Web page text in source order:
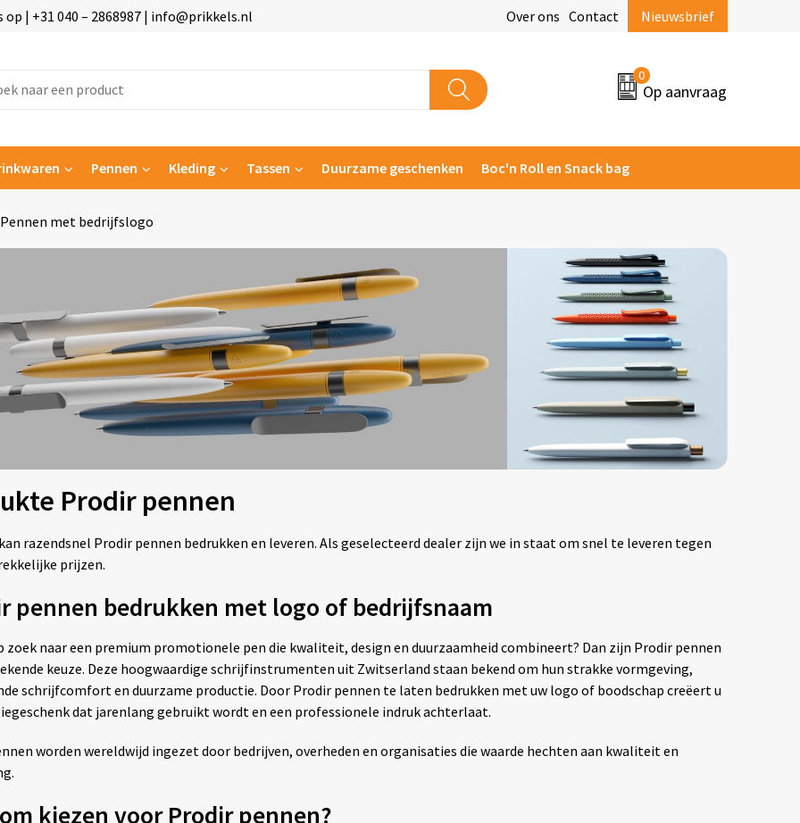
| +31 040 – 2868987 | info@prikkels.nl Over ons Contact Nieuwsbrief
0
Op aanvraag
Pennen Kleding Tassen Duurzame geschenken Boc'n Roll en Snack bag
met bedrijfslogo
Prodir pennen
razendsnel Prodir pennen bedrukken en leveren. Als geselecteerd dealer zijn we in staat om snel te leveren tegen
prijzen.
pennen bedrukken met logo of bedrijfsnaam
zoek naar een premium promotionele pen die kwaliteit, design en duurzaamheid combineert? Dan zijn Prodir pennen
keuze. Deze hoogwaardige schrijfinstrumenten uit Zwitserland staan bekend om hun strakke vormgeving,
schrijfcomfort en duurzame productie. Door Prodir pennen te laten bedrukken met uw logo of boodschap creëert u
dat jarenlang gebruikt wordt en een professionele indruk achterlaat.
worden wereldwijd ingezet door bedrijven, overheden en organisaties die waarde hechten aan kwaliteit en
kiezen voor Prodir pennen?